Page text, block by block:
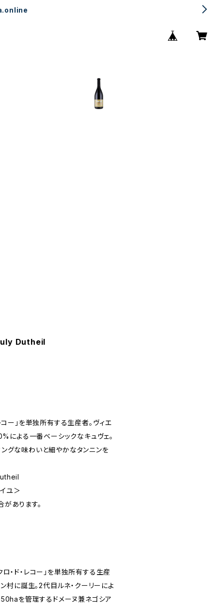
Dutheil
コー」を単独所有する生産者。ヴィエ
による一番ベーシックなキュヴェ。
グな味わいと細やかなタンニンを
ユ＞
あります。
・ド・レコー」を単独所有する生産
村に誕生。2代目ルネ・クーリーによ
を管理するドメーヌ兼ネゴシア